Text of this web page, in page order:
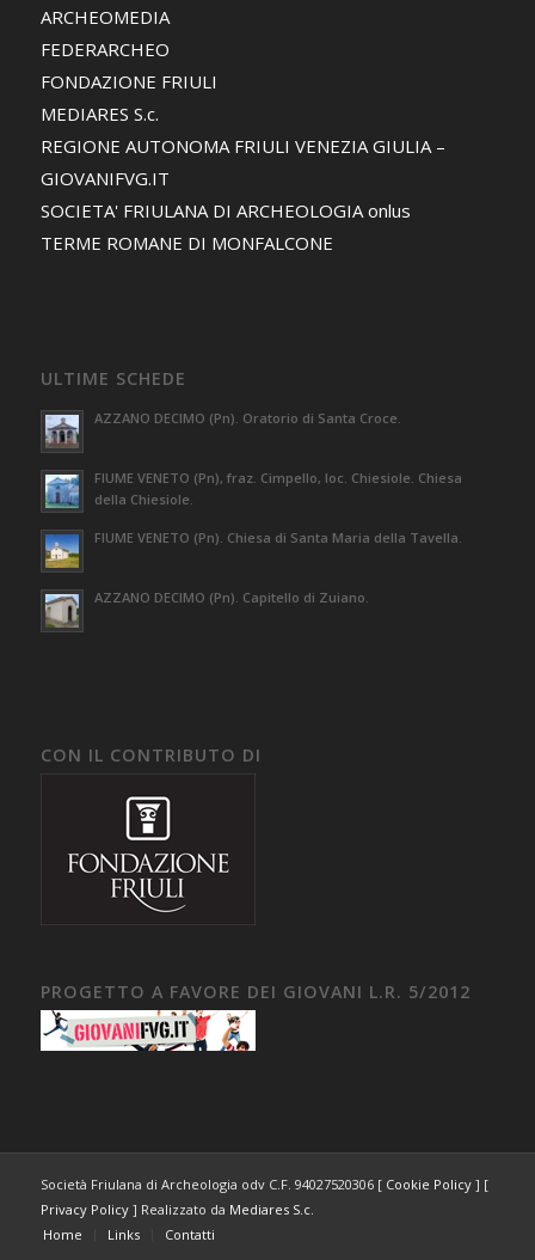
ARCHEOMEDIA
FEDERARCHEO
FONDAZIONE FRIULI
MEDIARES S.c.
REGIONE AUTONOMA FRIULI VENEZIA GIULIA –
GIOVANIFVG.IT
SOCIETA' FRIULANA DI ARCHEOLOGIA onlus
TERME ROMANE DI MONFALCONE
ULTIME SCHEDE
AZZANO DECIMO (Pn). Oratorio di Santa Croce.
FIUME VENETO (Pn), fraz. Cimpello, loc. Chiesiole. Chiesa
della Chiesiole.
FIUME VENETO (Pn). Chiesa di Santa Maria della Tavella.
AZZANO DECIMO (Pn). Capitello di Zuiano.
CON IL CONTRIBUTO DI
PROGETTO A FAVORE DEI GIOVANI L.R. 5/2012
Società Friulana di Archeologia odv C.F. 94027520306 [ Cookie Policy] [
Privacy Policy] Realizzato da Mediares S.c.
Home
Links Contatti